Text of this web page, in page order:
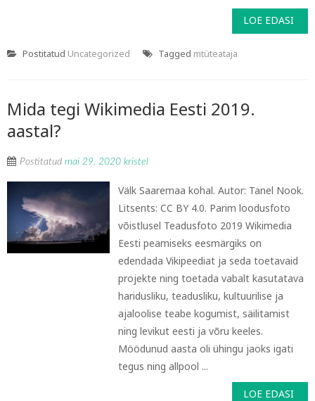
LOE EDASI
Postitatud Uncategorized Tagged mtüteataja
Mida tegi Wikimedia Eesti 2019.
aastal?
Postitatud mai 29, 2020 kristel
Välk Saaremaa kohal. Autor: Tanel Nook.
Litsents: CC BY 4.0. Parim loodusfoto
võistlusel Teadusfoto 2019 Wikimedia
Eesti peamiseks eesmärgiks on
edendada Vikipeediat ja seda toetavaid
projekte ning toetada vabalt kasutatava
haridusliku, teadusliku, kultuurilise ja
ajaloolise teabe kogumist, säilitamist
ning levikut eesti ja võru keeles.
Möödunud aasta oli ühingu jaoks igati
tegus ning allpool ...
LOE EDASI